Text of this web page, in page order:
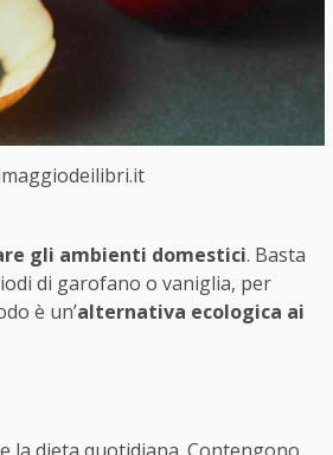
gli ambienti domestici. Basta
di garofano o vaniglia, per
è un’alternativa ecologica ai